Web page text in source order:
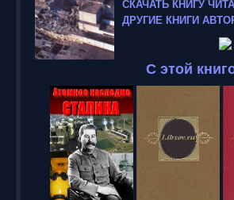
СКАЧАТЬ КНИГУ
ДРУГИЕ КНИГИ
С этой